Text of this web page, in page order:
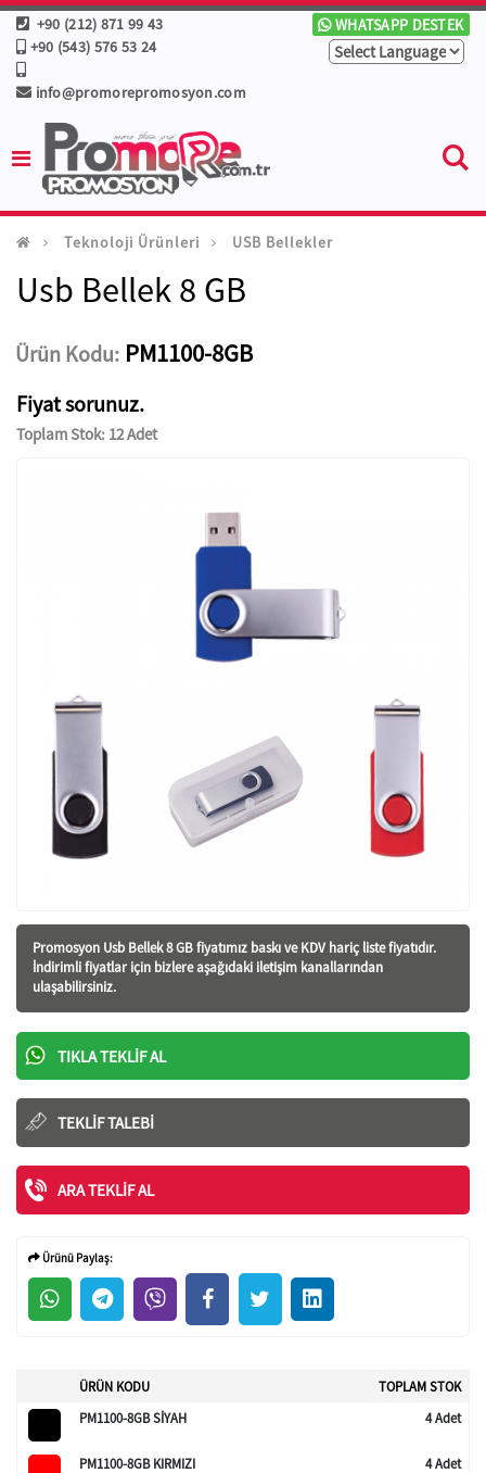
+90 (212) 871 99 43
+90 (543) 576 53 24
info@promorepromosyon.com
WHATSAPP DESTEK
Teknoloji Ürünleri USB Bellekler
Usb Bellek 8 GB
Ürün Kodu: PM1100-8GB
Fiyat sorunuz.
Toplam Stok: 12 Adet
Promosyon Usb Bellek 8 GB fiyatımız baskı ve KDV hariç liste fiyatıdır.
İndirimli fiyatlar için bizlere aşağıdaki iletişim kanallarından
ulaşabilirsiniz.
TIKLA TEKLIF AL
TEKLIF TALEBI
ARA TEKLIF AL
Ürünü Paylaş:
ÜRÜN KODU
TOPLAM STOK
PM1100-8GB SİYAH
4 Adet
PM1100-8GB KIRMIZI 4 Adet